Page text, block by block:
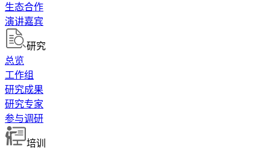
生态合作
演讲嘉宾
研究
总览
工作组
研究成果
研究专家
参与调研
培训